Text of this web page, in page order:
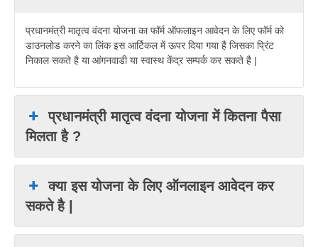
प्रधानमंत्री मातृत्व वंदना योजना का फॉर्म ऑफलाइन आवेदन के लिए फॉर्म को
डाउनलोड करने का लिंक इस आर्टिकल में ऊपर दिया गया है जिसका प्रिंट
निकाल सकते है या आंगनवाडी या स्वास्थ केंद्र सम्पर्क कर सकते है |
प्रधानमंत्री मातृत्व वंदना योजना में कितना पैसा
मिलता है ?
क्या इस योजना के लिए ऑनलाइन आवेदन कर
सकते है |